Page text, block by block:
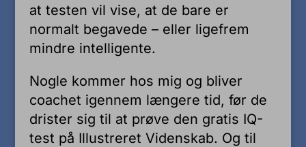
at testen vil vise, at de bare er
normalt begavede – eller ligefrem
mindre intelligente.
Nogle kommer hos mig og bliver
coachet igennem længere tid, før de
drister sig til at prøve den gratis IQ-
test på Illustreret Videnskab. Og til